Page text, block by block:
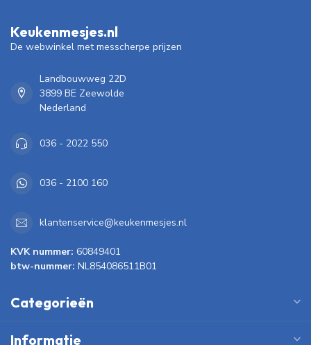
Keukenmesjes.nl
De webwinkel met messcherpe prijzen
Landbouwweg 22D
3899 BE Zeewolde
Nederland
036 - 2022 550
036 - 2100 160
klantenservice@keukenmesjes.nl
KVK nummer: 60849401
btw-nummer: NL854086511B01
Categorieën
Informatie